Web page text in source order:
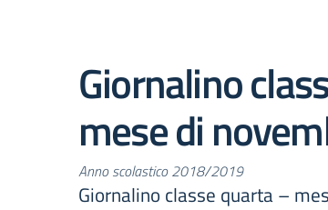
Giornalino
mese di
Anno scolastico 2018/2019
Giornalino classe quarta –